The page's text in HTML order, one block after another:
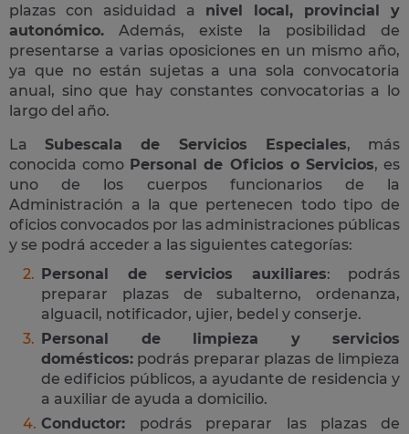
plazas con asiduidad a nivel local, provincial y
autonómico. Además, existe la posibilidad de
presentarse a varias oposiciones en un mismo año,
ya que no están sujetas a una sola convocatoria
anual, sino que hay constantes convocatorias a lo
largo del año.
LaSubescala de Servicios Especiales, más
conocida como Personal de Oficios o Servicios, es
uno de los cuerpos funcionarios de la
Administración a la que pertenecen todo tipo de
oficios convocados por las administraciones públicas
y se podrá acceder a las siguientes categorías:
Personal de servicios auxiliares: podrás
preparar plazas de subalterno, ordenanza,
alguacil, notificador, ujier, bedel y conserje.
Personal de limpieza y servicios
domésticos: podrás preparar plazas de limpieza
de edificios públicos, a ayudante de residencia y
a auxiliar de ayuda a domicilio.
Conductor: podrás preparar las plazas de